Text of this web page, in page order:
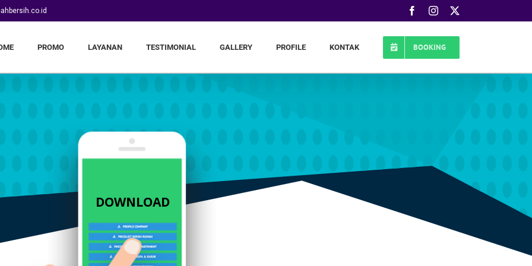
FacebookInstagram
PROMO LAYANAN TESTIMONIAL GALLERY PROFILE KONTAK BOOKING
DOWNLOAD